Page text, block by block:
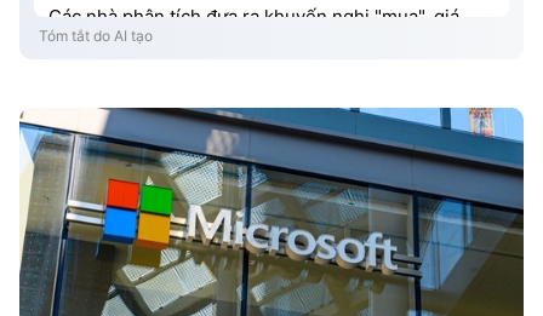
Các nhà phân tích đưa ra khuyến nghị "mua", giá
mục tiêu đồng thuận 587,31 USD. Dự báo đến năm
Azure vượt 500 tỷ USD và doanh thu SaaS hơn 100
tỷ USD. Kịch bản lạc quan, giá cổ phiếu có thể đạt
1.116,92 USD hoặc 1.777,00 USD vào năm 2030.
Tóm tắt do AI tạo